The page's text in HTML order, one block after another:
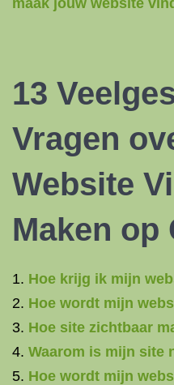
maak jouw website
13
Vragen
Website
Maken op
Hoe krijg ik mijn
Hoe wordt mijn
Hoe site zichtbaar
Waarom is mijn site
Hoe wordt mijn